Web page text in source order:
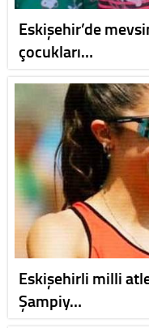
Eskişehir’de
çocukları…
Eskişehirli milli
Şampiy…